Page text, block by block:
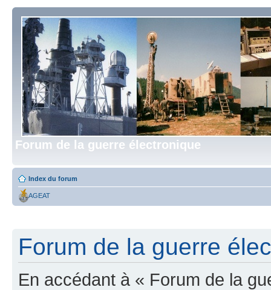
Forum de la guerre électronique
Index du forum
AGEAT
Forum de la guerre
En accédant à « Forum de la